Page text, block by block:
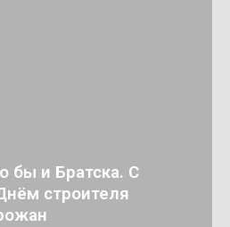
бы и Братска. С
строителя